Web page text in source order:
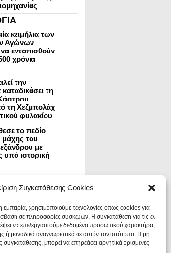
Συγκατάθεσης Cookies
εμπειρία, χρησιμοποιούμε τεχνολογίες όπως cookies για
σε πληροφορίες συσκευών. Η συγκατάθεση για τις εν
να επεξεργαστούμε δεδομένα προσωπικού χαρακτήρα,
μοναδικά αναγνωριστικά σε αυτόν τον ιστότοπο. Η μη
μπορεί να επηρεάσει αρνητικά ορισμένες
κειμήλια των
Αγώνων
να εντοπισθούν
χρόνια
την
τη
τη Χεζμπολάχ
φυλακίου
το πεδίο
του
με
υπό ιστορική
των Δεσποτών
έκαναν
επεμβάσεις σε
σύμφωνα